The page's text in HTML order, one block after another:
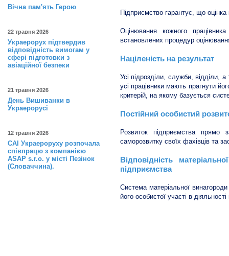
Вічна пам'ять Герою
22 травня 2026
Украерорух підтвердив
відповідність вимогам у
сфері підготовки з
авіаційної безпеки
21 травня 2026
День Вишиванки в
Украерорусі
12 травня 2026
САІ Украероруху розпочала
співпрацю з компанією
ASAP s.r.o. у місті Пезінок
(Словаччина).
Підприємство гарантує, що
Оцінювання кожного
встановлених процедур
Націленість на результат
Усі підрозділи, служби, відділи, а
усі працівники мають прагнути
критерій, на якому базується
Постійний особистий
Розвиток підприємства прямо
саморозвитку своїх фахівців та
Відповідність
підприємства
Система матеріальної
його особистої участі в